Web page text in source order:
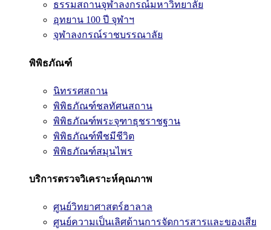
ธรรมสถานจุฬาลงกรณ์มหาวิทยาลัย
อุทยาน 100 ปี จุฬาฯ
จุฬาลงกรณ์ราชบรรณาลัย
พิพิธภัณฑ์
นิทรรศสถาน
พิพิธภัณฑ์ชลทัศนสถาน
พิพิธภัณฑ์พระจุฑาธุชราชฐาน
พิพิธภัณฑ์พืชมีชีวิต
พิพิธภัณฑ์สมุนไพร
บริการตรวจวิเคราะห์คุณภาพ
ศูนย์วิทยาศาสตร์ฮาลาล
ศูนย์ความเป็นเลิศด้านการจัดการสารและของเสีย